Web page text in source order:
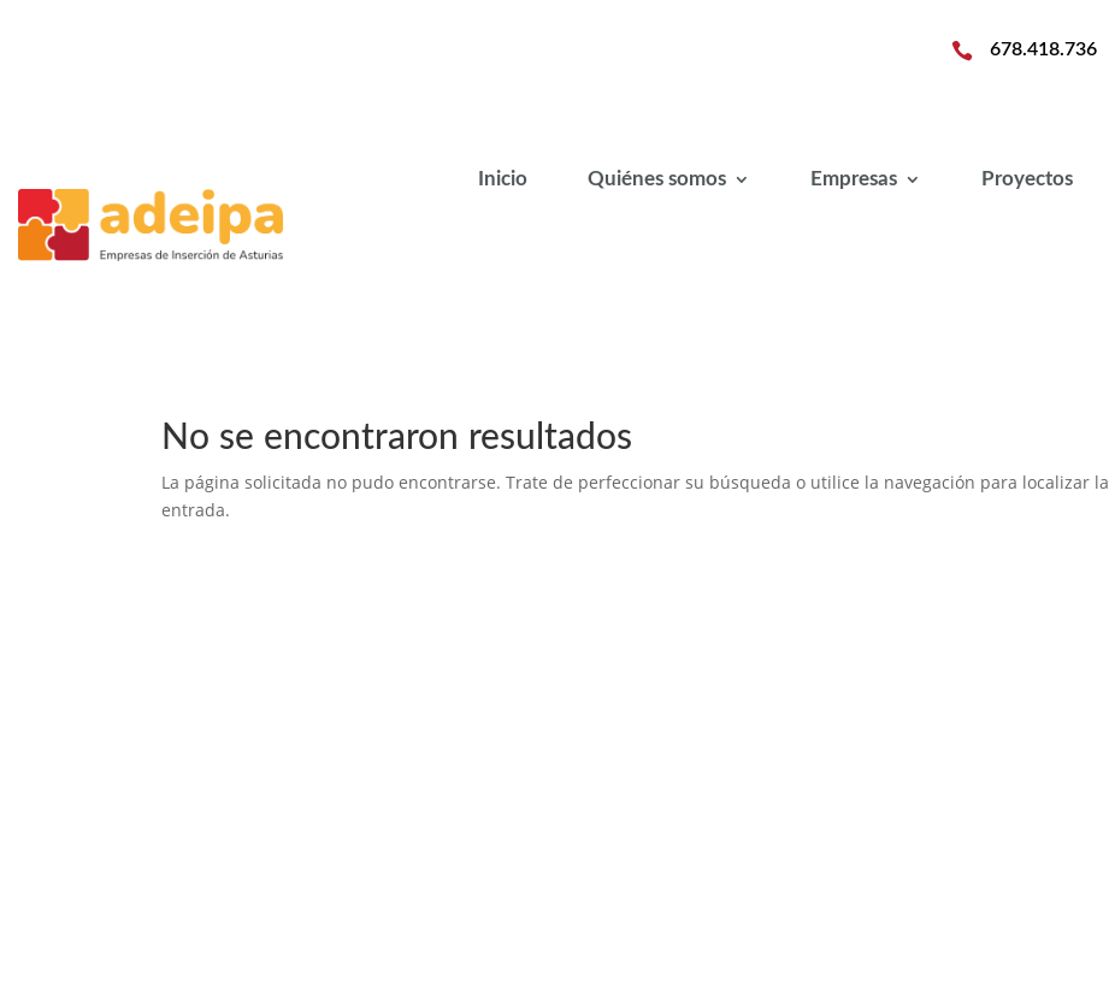
 678.418.736
Inicio Quiénes somos Empresas Proyectos
No se encontraron resultados
La página solicitada no pudo encontrarse. Trate de perfeccionar su búsqueda o utilice la navegación para localizar la
entrada.